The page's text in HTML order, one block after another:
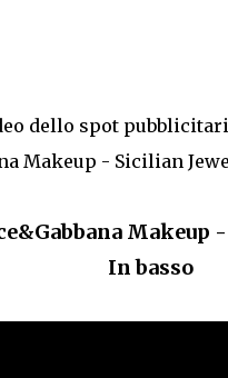
dello spot
Makeup - Sicilian
In basso